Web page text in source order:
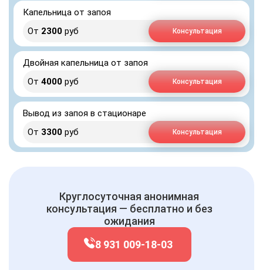
Капельница от запоя
От 2300 руб Консультация
Двойная капельница от запоя
От 4000 руб Консультация
Вывод из запоя в стационаре
От 3300 руб Консультация
Круглосуточная анонимная
консультация — бесплатно и без
ожидания
8 931 009-18-03